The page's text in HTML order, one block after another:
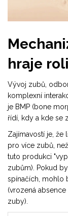
hraje
Vývoj zubů,
komplexní
je BMP (bone
řídí, kdy a kde se
Zajímavostí je,
pro více zubů,
tuto produkci
zubům). Pokud
spínačích, mohlo
(vrozená
zuby).